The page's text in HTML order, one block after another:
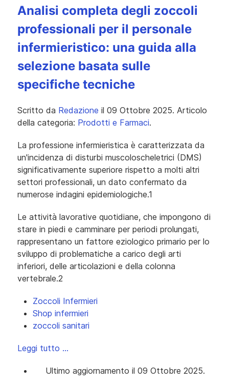
Analisi completa degli zoccoli
professionali per il personale
infermieristico: una guida alla
selezione basata sulle
specifiche tecniche
Scritto da Redazione il 09 Ottobre 2025. Articolo
della categoria: Prodotti e Farmaci.
La professione infermieristica è caratterizzata da
un'incidenza di disturbi muscoloscheletrici (DMS)
significativamente superiore rispetto a molti altri
settori professionali, un dato confermato da
numerose indagini epidemiologiche.1
Le attività lavorative quotidiane, che impongono di
stare in piedi e camminare per periodi prolungati,
rappresentano un fattore eziologico primario per lo
sviluppo di problematiche a carico degli arti
inferiori, delle articolazioni e della colonna
vertebrale.2
Zoccoli Infermieri
Shop infermieri
zoccoli sanitari
Leggi tutto …
Ultimo aggiornamento il 09 Ottobre 2025.